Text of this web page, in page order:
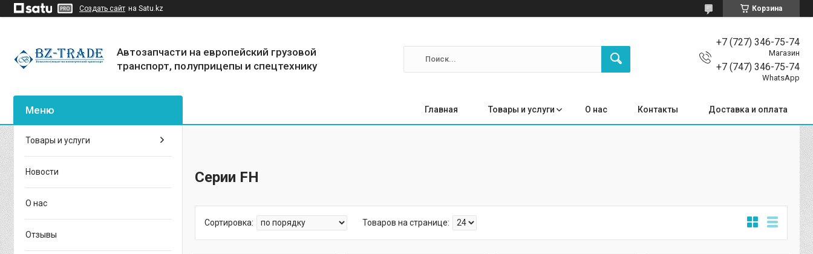
Создать сайт на Satu.kz Корзина
Автозапчасти на европейский грузовой
транспорт, полуприцепы и спецтехнику
+7 (727) 346-75-74
Магазин
+7 (747) 346-75-74
WhatsApp
Главная Товары и услуги О нас Контакты Доставка и оплата
Серии FH
Товары и услуги
Новости
О нас
Отзывы